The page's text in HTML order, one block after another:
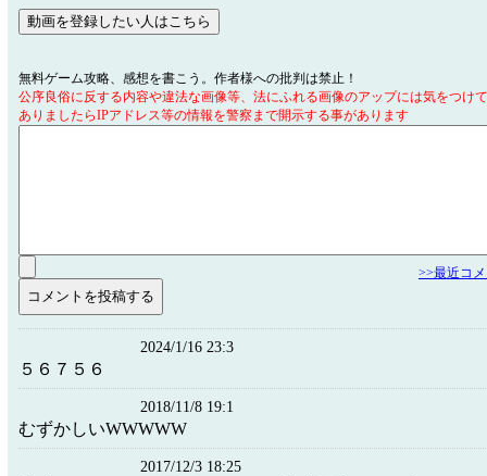
無料ゲーム攻略、感想を書こう。作者様への批判は禁止！
公序良俗に反する内容や違法な画像等、法にふれる画像のアップには気をつけ
ありましたらIPアドレス等の情報を警察まで開示する事があります
>>最近コ
2024/1/16 23:3
５６７５６
2018/11/8 19:1
むずかしいWWWWW
2017/12/3 18:25